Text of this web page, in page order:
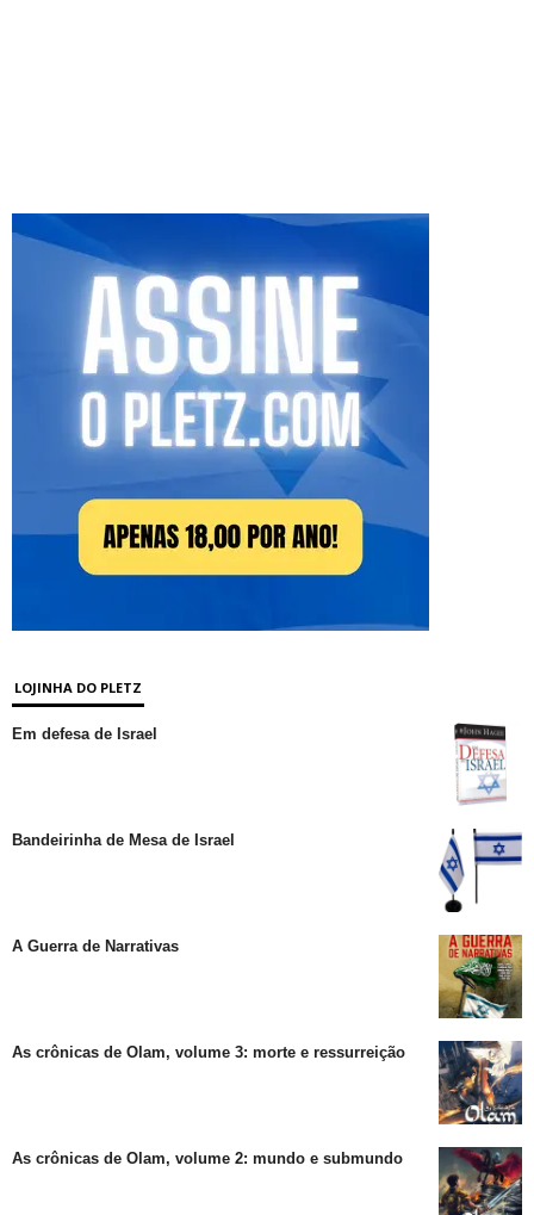
LOJINHA DO PLETZ
Em defesa de Israel
Bandeirinha de Mesa de Israel
A Guerra de Narrativas
As crônicas de Olam, volume 3: morte e ressurreição
As crônicas de Olam, volume 2: mundo e submundo